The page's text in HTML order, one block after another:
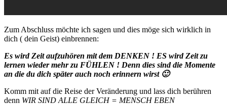
Zum Abschluss möchte ich sagen und dies möge sich wirklich in
dich ( dein Geist) einbrennen:
Es wird Zeit aufzuhören mit dem DENKEN ! ES wird Zeit zu
lernen wieder mehr zu FÜHLEN ! Denn dies sind die Momente
an die du dich später auch noch erinnern wirst 🙂
Komm mit auf die Reise der Veränderung und lass dich berühren
denn WIR SIND ALLE GLEICH = MENSCH EBEN